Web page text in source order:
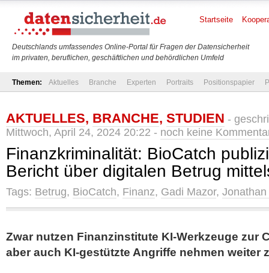
Deutschlands umfassendes Online-Portal für Fragen der Datensicherheit
im privaten, beruflichen, geschäftlichen und behördlichen Umfeld
Startseite
Themen: Aktuelles Branche Experten Portraits Positionspapier
AKTUELLES, BRANCHE, STUDIEN -
Mittwoch, April 24, 2024 20:22 - noch keine
Finanzkriminalität: BioCatch
Bericht über digitalen Betrug
Tags: Betrug, BioCatch, Finanz, Gadi Mazor, Jonathan
Zwar nutzen Finanzinstitute KI-Werkzeuge zur
aber auch KI-gestützte Angriffe nehmen weiter